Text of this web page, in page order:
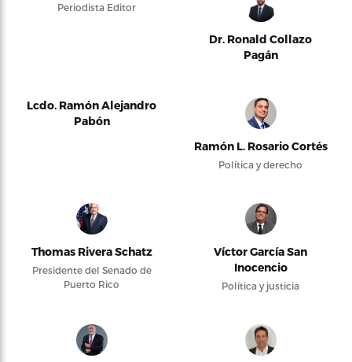
Periodista Editor
Dr. Ronald Collazo
Pagán
Lcdo. Ramón Alejandro
Pabón
Ramón L. Rosario Cortés
Política y derecho
Thomas Rivera Schatz
Presidente del Senado de
Puerto Rico
Víctor García San
Inocencio
Política y justicia